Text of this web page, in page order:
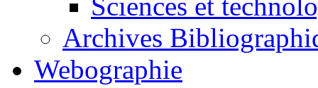
Sciences et
Archives
Webographie